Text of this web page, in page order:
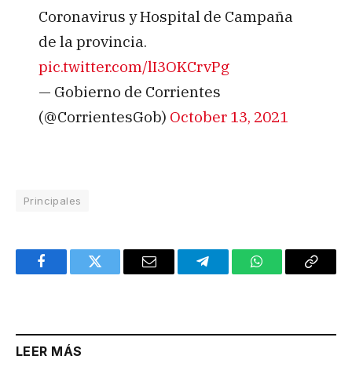
Coronavirus y Hospital de Campaña
de la provincia.
pic.twitter.com/lI3OKCrvPg
— Gobierno de Corrientes
(@CorrientesGob) October 13, 2021
Principales
FacebookTwitter Email TelegramWhatsAppCopy
LEER MÁS